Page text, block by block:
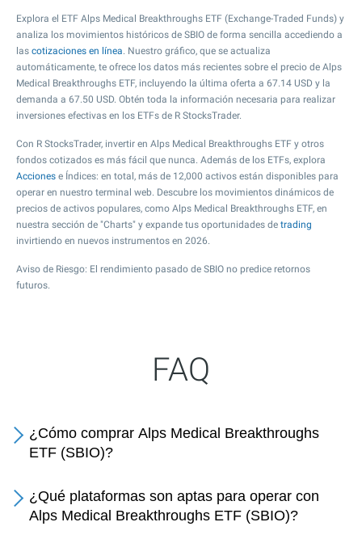
Explora el ETF Alps Medical Breakthroughs ETF (Exchange-Traded Funds) y
analiza los movimientos históricos de SBIO de forma sencilla accediendo a
las cotizaciones en línea. Nuestro gráfico, que se actualiza
automáticamente, te ofrece los datos más recientes sobre el precio de Alps
Medical Breakthroughs ETF, incluyendo la última oferta a 67.14 USD y la
demanda a 67.50 USD. Obtén toda la información necesaria para realizar
inversiones efectivas en los ETFs de R StocksTrader.
Con R StocksTrader, invertir en Alps Medical Breakthroughs ETF y otros
fondos cotizados es más fácil que nunca. Además de los ETFs, explora
Acciones e Índices: en total, más de 12,000 activos están disponibles para
operar en nuestro terminal web. Descubre los movimientos dinámicos de
precios de activos populares, como Alps Medical Breakthroughs ETF, en
nuestra sección de "Charts" y expande tus oportunidades de trading
invirtiendo en nuevos instrumentos en 2026.
Aviso de Riesgo: El rendimiento pasado de SBIO no predice retornos
futuros.
FAQ
¿Cómo comprar Alps Medical Breakthroughs
ETF (SBIO)?
¿Qué plataformas son aptas para operar con
Alps Medical Breakthroughs ETF (SBIO)?